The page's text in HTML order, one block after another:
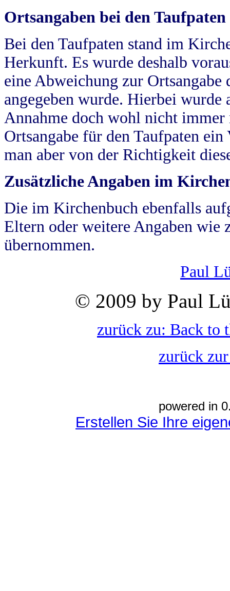
Ortsangaben bei den Taufpaten
Bei den Taufpaten stand im
Herkunft. Es wurde deshalb
eine Abweichung zur
angegeben wurde. Hierbei wurde
Annahme doch wohl nicht
Ortsangabe für den Taufpaten
man aber von der Richtigkeit
Zusätzliche Angaben im
Die im Kirchenbuch ebenfalls
Eltern oder weitere Angaben wie
übernommen.
Paul
© 2009 by Paul
zurück zu: Back to
zurück
powered in
Erstellen Sie Ihre